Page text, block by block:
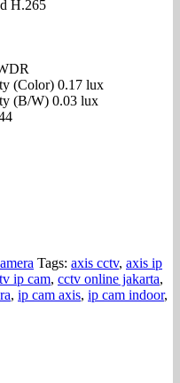
H.265
(Color) 0.17 lux
(B/W) 0.03 lux
Tags: axis cctv, axis ip
ip cam, cctv online jakarta,
, ip cam axis, ip cam indoor,